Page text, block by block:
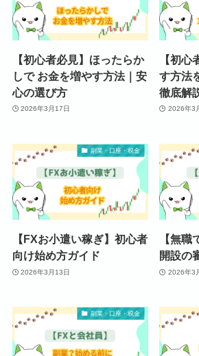
【初心者必見】ほったらか
しで お金を増やす方法｜安
心の選び方
2026年3月17日
【初
す方法
徹底解
2026年3
副業・口座・税金
【FXお小遣い稼ぎ】初心者
向け始め方ガイド
2026年3月13日
【無
開設の
2026年3
副業・口座・税金